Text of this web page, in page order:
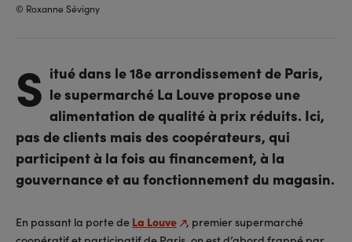
© Roxanne Sévigny
S itué dans le 18e arrondissement de Paris,
le supermarché La Louve propose une
alimentation de qualité à prix réduits. Ici,
pas de clients mais des coopérateurs, qui
participent à la fois au financement, à la
gouvernance et au fonctionnement du magasin.
En passant la porte de La Louve , premier supermarché